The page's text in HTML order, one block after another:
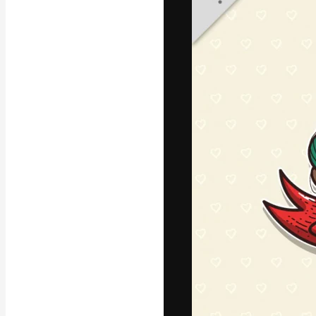
La
migliori lavori.
creativi,